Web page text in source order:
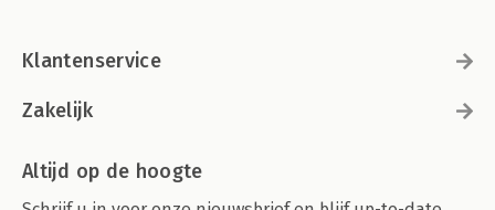
Klantenservice
Zakelijk
Altijd op de hoogte